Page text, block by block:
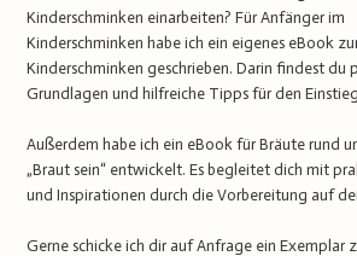
Kinderschminken einarbeiten? Für Anfänger im
Kinderschminken habe ich ein eigenes eBook
Kinderschminken geschrieben. Darin findest du
Grundlagen und hilfreiche Tipps für den
Außerdem habe ich ein eBook für Bräute rund
„Braut sein“ entwickelt. Es begleitet dich mit
und Inspirationen durch die Vorbereitung auf
Gerne schicke ich dir auf Anfrage ein Exemplar